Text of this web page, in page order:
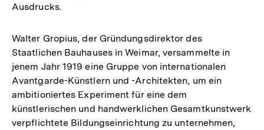
Ausdrucks.
Walter Gropius, der Gründungsdirektor des
Staatlichen Bauhauses in Weimar, versammelte in
jenem Jahr 1919 eine Gruppe von internationalen
Avantgarde-Künstlern und -Architekten, um ein
ambitioniertes Experiment für eine dem
künstlerischen und handwerklichen Gesamtkunstwerk
verpflichtete Bildungseinrichtung zu unternehmen,